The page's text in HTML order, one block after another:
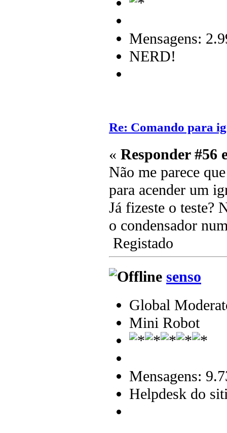
Mensagens:
NERD!
Re: Comando para
« Responder #56
Não me parece
para acender um
Já fizeste o teste?
o condensador
Registado
senso
Global
Mini Robot
Mensagens:
Helpdesk do